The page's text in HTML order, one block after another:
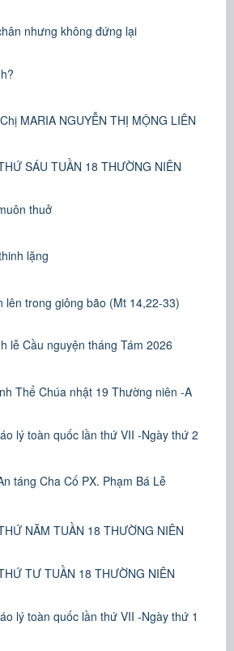
nhưng không đứng lại
MARIA NGUYỄN THỊ MỘNG LIÊN
SÁU TUẦN 18 THƯỜNG NIÊN
thuở
lặng
lên trong giông bão (Mt 14,22-33)
lễ Cầu nguyện tháng Tám 2026
Thể Chúa nhật 19 Thường niên -A
lý toàn quốc lần thứ VII -Ngày thứ 2
táng Cha Cố PX. Phạm Bá Lễ
NĂM TUẦN 18 THƯỜNG NIÊN
TƯ TUẦN 18 THƯỜNG NIÊN
lý toàn quốc lần thứ VII -Ngày thứ 1